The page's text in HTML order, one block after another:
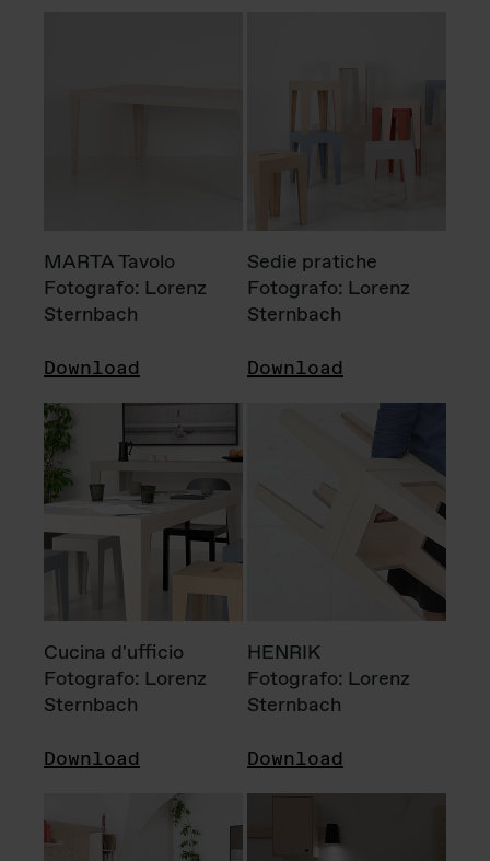
MARTA Tavolo
Fotografo: Lorenz
Sternbach
Download
Sedie pratiche
Fotografo: Lorenz
Sternbach
Download
Cucina d'ufficio
Fotografo: Lorenz
Sternbach
Download
HENRIK
Fotografo: Lorenz
Sternbach
Download